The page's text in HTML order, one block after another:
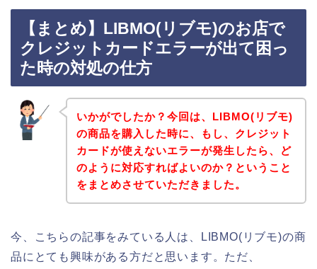
【まとめ】LIBMO(リブモ)のお店で
クレジットカードエラーが出て困っ
た時の対処の仕方
いかがでしたか？今回は、LIBMO(リブモ)
の商品を購入した時に、もし、クレジット
カードが使えないエラーが発生したら、ど
のように対応すればよいのか？ということ
をまとめさせていただきました。
今、こちらの記事をみている人は、LIBMO(リブモ)の商
品にとても興味がある方だと思います。ただ、